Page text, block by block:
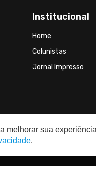
Institucional
Home
Colunistas
Jornal Impresso
melhorar sua
.